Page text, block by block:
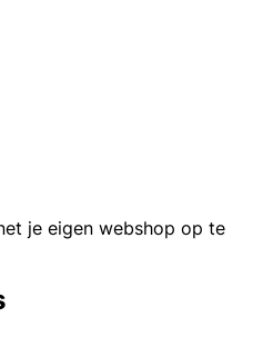
je eigen webshop op te